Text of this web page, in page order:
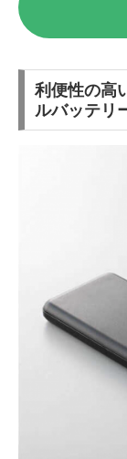
利便性の高
ルバッテリ